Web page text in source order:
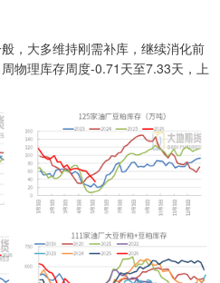
大多维持刚需补库，继续消化前
物理库存周度-0.71天至7.33天，上